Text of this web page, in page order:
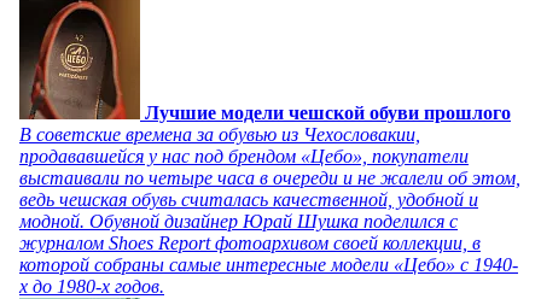
Лучшие модели чешской обуви прошлого
В советские времена за обувью из Чехословакии,
продававшейся у нас под брендом «Цебо», покупатели
выстаивали по четыре часа в очереди и не жалели об этом,
ведь чешская обувь считалась качественной, удобной и
модной. Обувной дизайнер Юрай Шушка поделился с
журналом Shoes Report фотоархивом своей коллекции, в
которой собраны самые интересные модели «Цебо» с 1940-
х до 1980-х годов.